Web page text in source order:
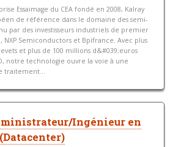
Essaimage du CEA fondé en 2008, Kalray
de référence dans le domaine des semi-
par des investisseurs industriels de premier
NXP Semiconductors et Bpifrance. Avec plus
et plus de 100 millions d&#039;euros
notre technologie ouvre la voie à une
traitement...
Ingénieur en